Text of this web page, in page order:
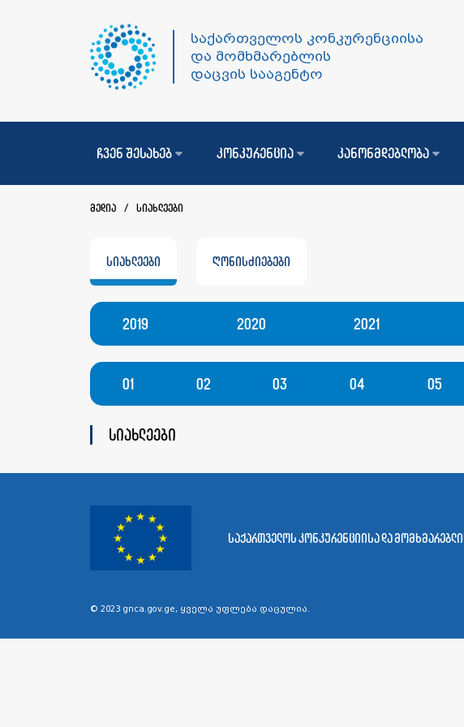
საქართველოს კონკურენციისა
და მომხმარებლის
დაცვის სააგენტო
ჩვენ შესახებ კონკურენცია კანონმდებლობა
მედია / სიახლეები
სიახლეები ღონისძიებები
2019 2020 2021
01 02 03 04 05
სიახლეები
საქართველოს კონკურენციისა და
© 2023 gnca.gov.ge, ყველა უფლება დაცულია.